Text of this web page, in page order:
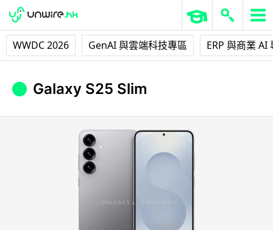
WWDC 2026 GenAI 與雲端科技專區 ERP 與商業 AI
Galaxy S25 Slim